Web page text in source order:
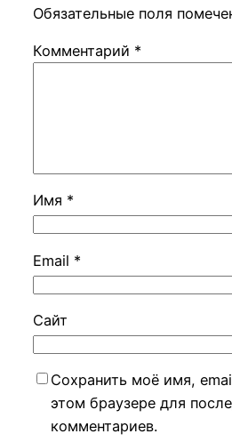
Обязательные поля
Комментарий *
Имя *
Email *
Сайт
Сохранить моё имя,
этом браузере для
комментариев.